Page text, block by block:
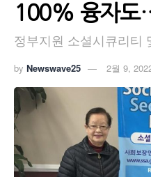
100% 융자
정부지원 소셜시큐리티
by Newswave25 2월 9,